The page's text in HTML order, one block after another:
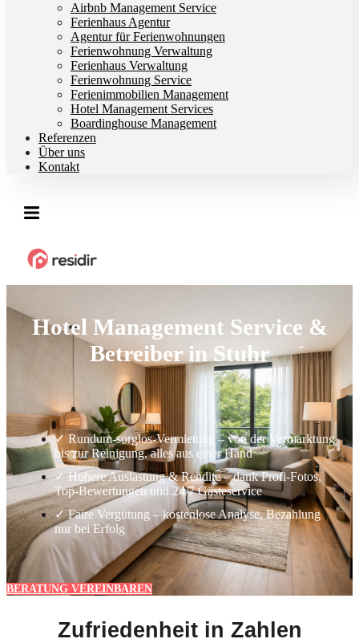
Airbnb Management Service
Ferienhaus Agentur
Agentur für Ferienwohnungen
Ferienwohnung Verwaltung
Ferienhaus Verwaltung
Ferienwohnung Service
Ferienimmobilien Management
Hotel Management Services
Boardinghouse Management
Referenzen
Über uns
Kontakt
Hotel Management Service &
Betreiber in Stuhr
✓ Rundum-sorglos-Vermietung – von der Vermarktung
bis zur Reinigung, alles aus einer Hand
✓ Höhere Auslastung & Rendite – dank Profi-Fotos,
Top-Bewertungen und 24/7 Gästeservice
✓ Faire Vergütung – kostenlose Analyse, Bezahlung
nur bei Erfolg
BERATUNG VEREINBAREN
Zufriedenheit in Zahlen